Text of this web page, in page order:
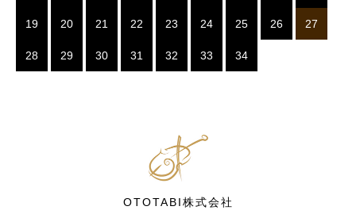
19 20 21 22 23 24 25 26 27
28 29 30 31 32 33 34
OTOTABI株式会社